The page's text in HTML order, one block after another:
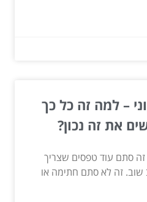
– למה זה כל כך
את זה נכון?
סתם עוד טפסים שצריך
זה לא סתם חתימה או